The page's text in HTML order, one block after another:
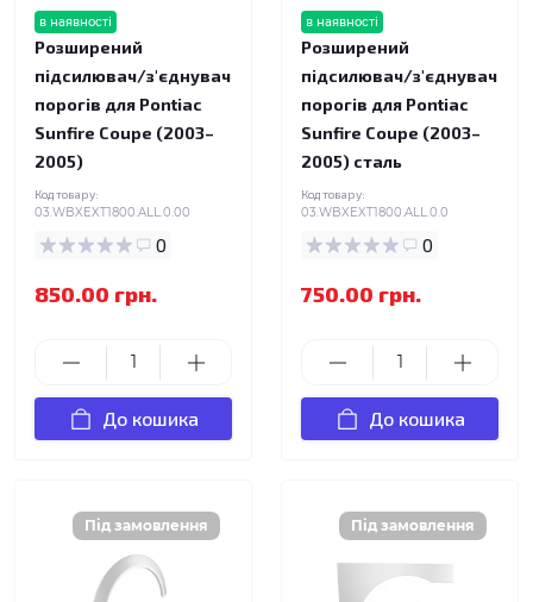
в наявності
Розширений
підсилювач/з'єднувач
порогів для Pontiac
Sunfire Coupe (2003–
2005)
Код товару:
03.WBXEXT1800.ALL.0.00
0
850.00 грн.
До кошика
в наявності
Розширений
підсилювач/з'єднувач
порогів для Pontiac
Sunfire Coupe (2003–
2005) сталь
Код товару:
03.WBXEXT1800.ALL.0.0
0
750.00 грн.
До кошика